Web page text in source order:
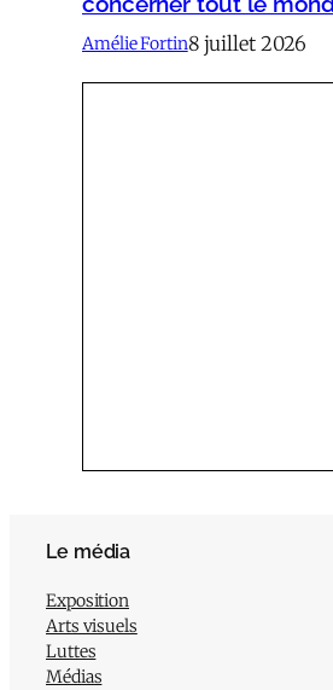
Amélie Fortin8 juillet 2026
Le média
Exposition
Arts visuels
Luttes
Médias